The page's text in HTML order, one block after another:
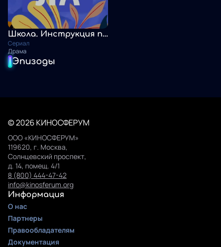
Школа. Инструкция по применению
Сериал
Драма
Эпизоды
© 2026 КИНОСФЕРУМ
ООО «КИНОСФЕРУМ»
119620, г. Москва,
Солнцевский проспект,
д. 14, помещ. 4/1
8 (800) 444-47-42
info@kinosferum.org
Информация
О нас
Партнеры
Правообладателям
Документация